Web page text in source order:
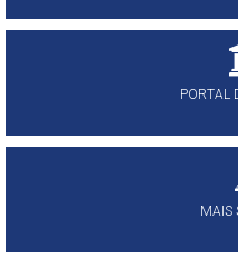
PORTAL
MAIS